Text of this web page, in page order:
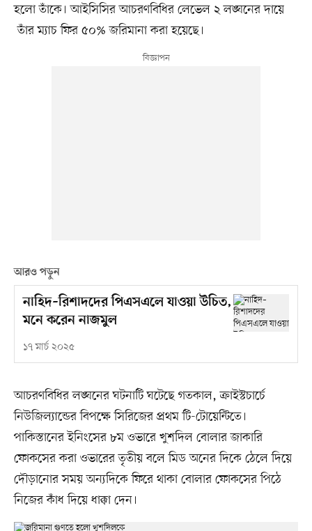
হলো তাঁকে। আইসিসির আচরণবিধির লেভেল ২ লঙ্ঘনের দায়ে
তাঁর ম্যাচ ফির ৫০% জরিমানা করা হয়েছে।
আরও পড়ুন
নাহিদ–রিশাদদের পিএসএলে যাওয়া উচিত,
মনে করেন নাজমুল
১৭ মার্চ ২০২৫
আচরণবিধির লঙ্ঘনের ঘটনাটি ঘটেছে গতকাল, ক্রাইস্টচার্চে
নিউজিল্যান্ডের বিপক্ষে সিরিজের প্রথম টি-টোয়েন্টিতে।
পাকিস্তানের ইনিংসের ৮ম ওভারে খুশদিল বোলার জাকারি
ফোকসের করা ওভারের তৃতীয় বলে মিড অনের দিকে ঠেলে দিয়ে
দৌড়ানোর সময় অন্যদিকে ফিরে থাকা বোলার ফোকসের পিঠে
নিজের কাঁধ দিয়ে ধাক্কা দেন।